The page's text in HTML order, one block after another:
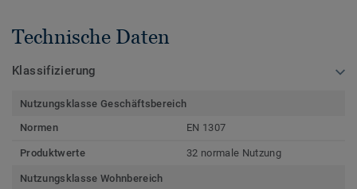
Technische Daten
Klassifizierung
Nutzungsklasse Geschäftsbereich
Normen
EN 1307
Produktwerte 32 normale Nutzung
Nutzungsklasse Wohnbereich